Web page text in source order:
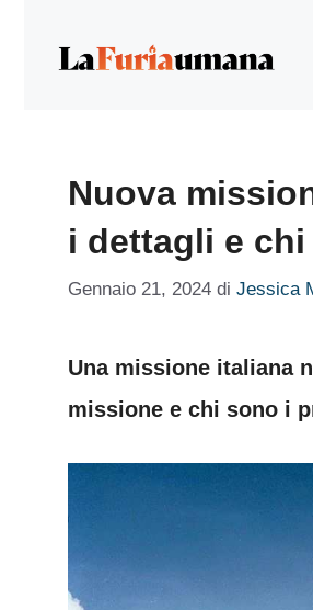
Nuova
i dettagli e
Gennaio 21, 2024 di Jessica
Una missione italiana
missione e chi sono i